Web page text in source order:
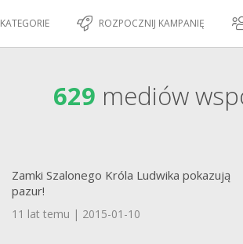
KATEGORIE ROZPOCZNIJ KAMPANIĘ
629 mediów
Zamki Szalonego Króla Ludwika pokazują
pazur!
11 lat temu | 2015-01-10